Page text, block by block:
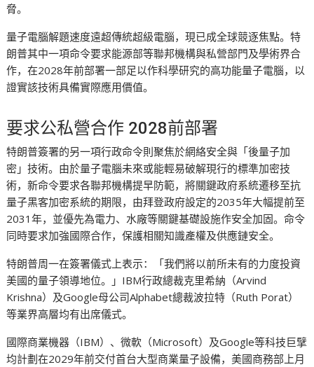
脅。
量子電腦解題速度遠超傳統超級電腦，現已成全球競逐焦點。特
朗普其中一項命令要求能源部等聯邦機構與私營部門及學術界合
作，在2028年前部署一部足以作科學研究的高功能量子電腦，以
證實該技術具備實際應用價值。
要求公私營合作 2028前部署
特朗普簽署的另一項行政命令則聚焦於網絡安全與「後量子加
密」技術。由於量子電腦未來或能輕易破解現行的標準加密技
術，新命令要求各聯邦機構提早防範，將關鍵政府系統遷移至抗
量子黑客加密系統的期限，由拜登政府設定的2035年大幅提前至
2031年，並優先為電力、水廠等關鍵基礎設施作安全加固。命令
同時要求加強國際合作，保護相關知識產權及供應鏈安全。
特朗普周一在簽署儀式上表示：「我們將以前所未有的力度投資
美國的量子領導地位。」IBM行政總裁克里希納（Arvind
Krishna）及Google母公司Alphabet總裁波拉特（Ruth Porat）
等業界高層均有出席儀式。
國際商業機器（IBM）、微軟（Microsoft）及Google等科技巨擘
均計劃在2029年前交付首台大型商業量子設備，美國商務部上月